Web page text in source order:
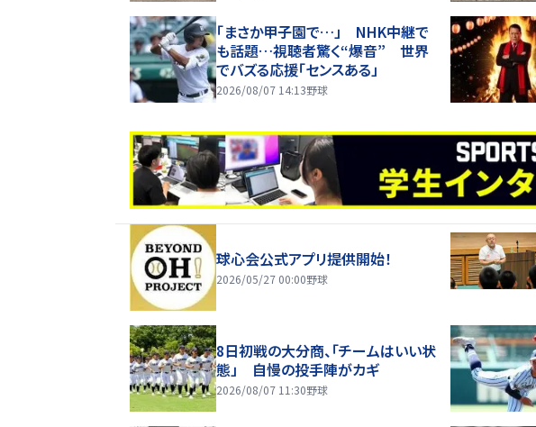
「まさか甲子園で…」 NHK中継で
も話題…視聴者驚く“爆音” 世界
でバズる応援「センスある」
2026/08/07 14:13野球
球心会公式アプリ提供開始！
2026/05/27 00:00野球
8日初戦の大分商、「チームはいい状
態」 自慢の投手陣がカギ
2026/08/07 11:30野球